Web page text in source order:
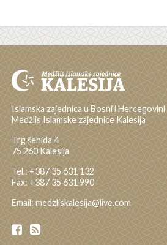
Islamska zajednica u Bosni i Hercegovini
Medžlis Islamske zajednice Kalesija
Trg šehida 4
75 260 Kalesija
Tel.: +387 35 631 132
Fax: +387 35 631 990
Email: medzliskalesija@live.com